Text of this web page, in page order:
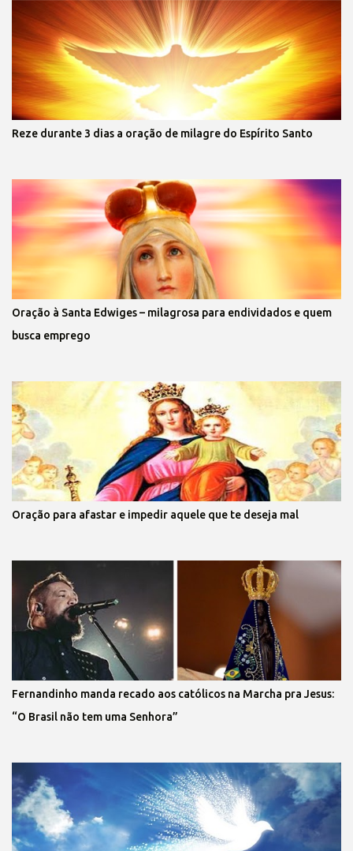
Reze durante 3 dias a oração de milagre do Espírito Santo
Oração à Santa Edwiges – milagrosa para endividados e quem
busca emprego
Oração para afastar e impedir aquele que te deseja mal
Fernandinho manda recado aos católicos na Marcha pra Jesus:
“O Brasil não tem uma Senhora”